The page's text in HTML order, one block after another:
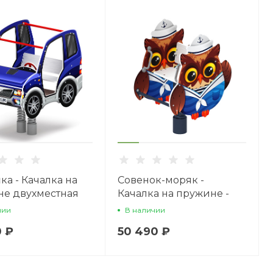
- Качалка на
двухместная
- ИО 23.03.01-
₽
Совенок-моряк -
Качалка на пружине -
ИО 22.17.05-И1
В наличии
50 490 ₽